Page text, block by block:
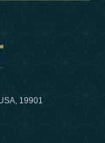
19901